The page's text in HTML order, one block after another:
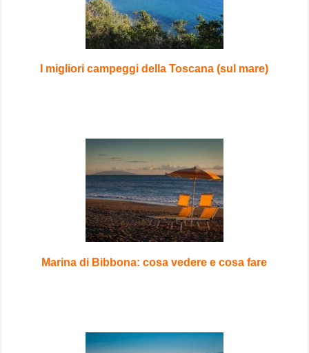
I migliori campeggi della Toscana (sul mare)
Marina di Bibbona: cosa vedere e cosa fare